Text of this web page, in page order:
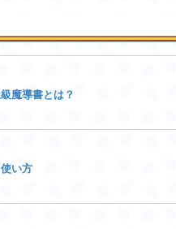
魔導書とは？
い方